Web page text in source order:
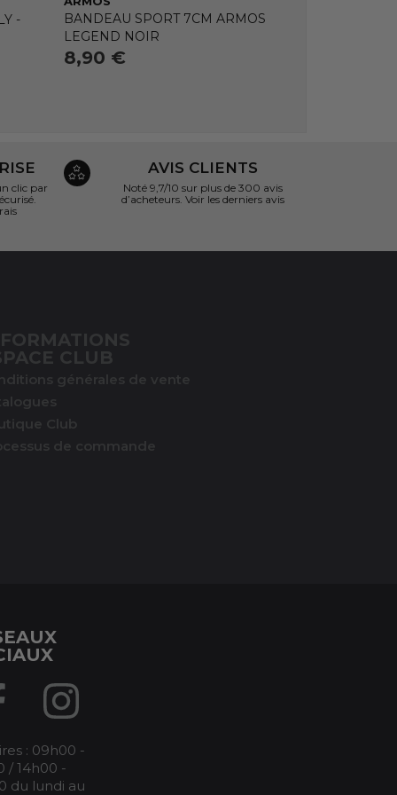
-
BANDEAU SPORT 7CM ARMOS
LEGEND NOIR
8,90 €
clic par
AVIS CLIENTS
Noté 9,7/10 sur plus de 300 avis
d’acheteurs.Voir les derniers avis
CLUB
générales de vente
Club
de commande
: 09h00 -
/ 14h00 -
du lundi au